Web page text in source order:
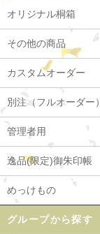
オリジナル桐箱
その他の商品
カスタムオーダー
別注（フルオーダー）
管理者用
逸品(限定)御朱印帳
めっけもの
グループから探す